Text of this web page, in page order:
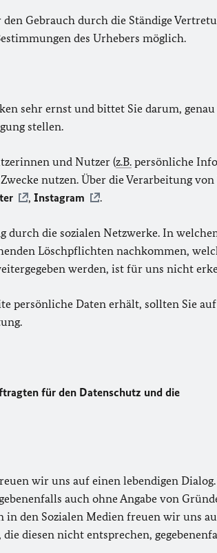
Gebrauch durch die Ständige
des Urhebers möglich.
sehr ernst und bittet Sie darum,
stellen.
und Nutzer (z.B. persönliche
nutzen. Über die Verarbeitung
, Instagram .
durch die sozialen Netzwerke. In
Löschpflichten nachkommen,
werden, ist für uns nicht
persönliche Daten erhält, sollten Sie auf
für den Datenschutz und die
wir uns auf einen lebendigen
auch ohne Angabe von
den Sozialen Medien freuen wir uns
diesen nicht entsprechen,